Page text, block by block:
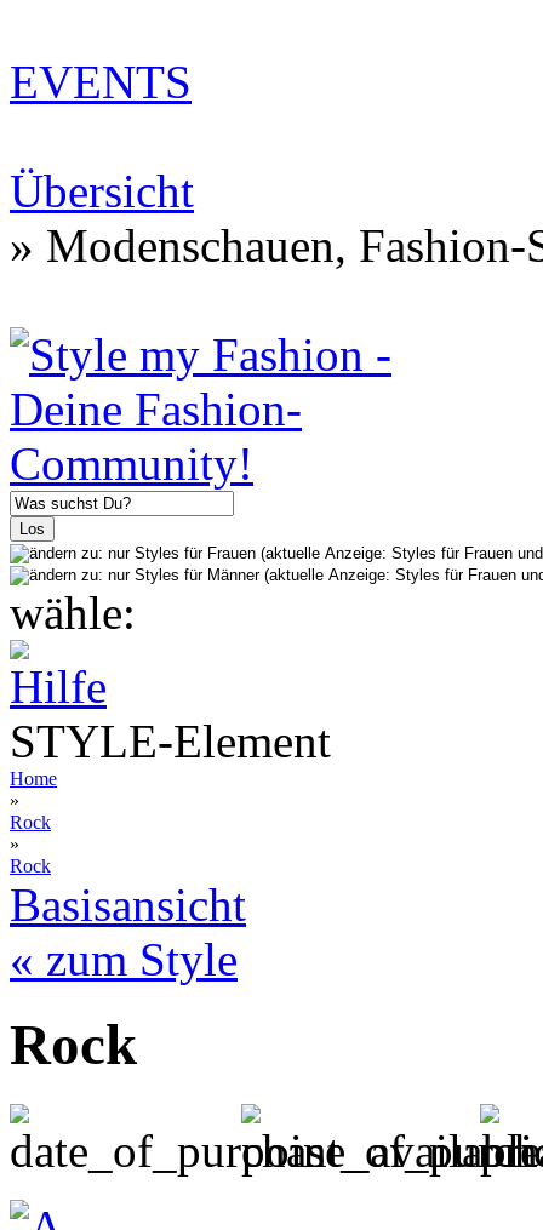
EVENTS
Übersicht
» Modenschauen,
wähle:
STYLE-Element
Home
»
Rock
»
Rock
Basisansicht
« zum Style
Rock